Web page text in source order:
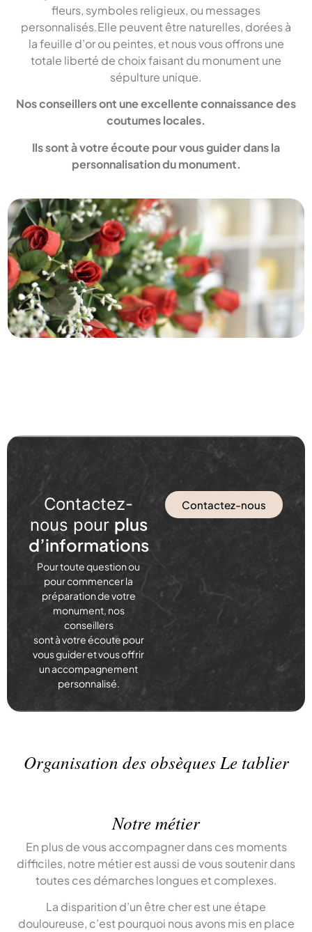
fleurs, symboles religieux, ou messages
personnalisés.Elle peuvent être naturelles, dorées à
la feuille d’or ou peintes, et nous vous offrons une
totale liberté de choix faisant du monument une
sépulture unique.
Nos conseillers ont une excellente connaissance des
coutumes locales.
Ils sont à votre écoute pour vous guider dans la
personnalisation du monument.
Contactez-
nous pour plus
d’informations
Pour toute question ou
pour commencer la
préparation de votre
monument, nos
conseillers
sont à votre écoute pour
vous guider et vous offrir
un accompagnement
personnalisé.
Contactez-nous
Organisation des obsèques Le tablier
Notre métier
En plus de vous accompagner dans ces moments
difficiles, notre métier est aussi de vous soutenir dans
toutes ces démarches longues et complexes.
La disparition d’un être cher est une étape
douloureuse, c’est pourquoi nous avons mis en place